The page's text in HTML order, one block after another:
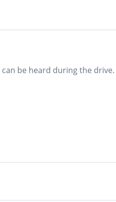
be heard during the drive.